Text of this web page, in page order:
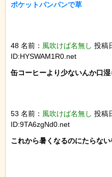
ポケットパンパンで草
48 名前： 風吹けば名無し 投稿
ID:HYSWAM1R0.net
缶コーヒーより少ないんか口
53 名前： 風吹けば名無し 投稿
ID:9TA6zgNd0.net
これから暑くなるのにたらない